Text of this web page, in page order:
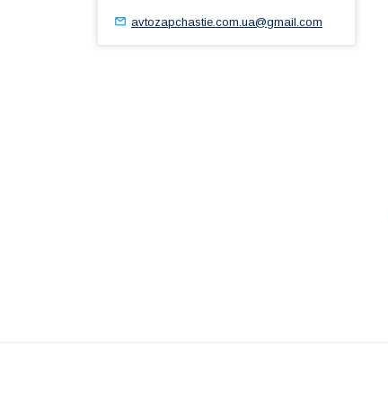
avtozapchastie.com.ua@gmail.com